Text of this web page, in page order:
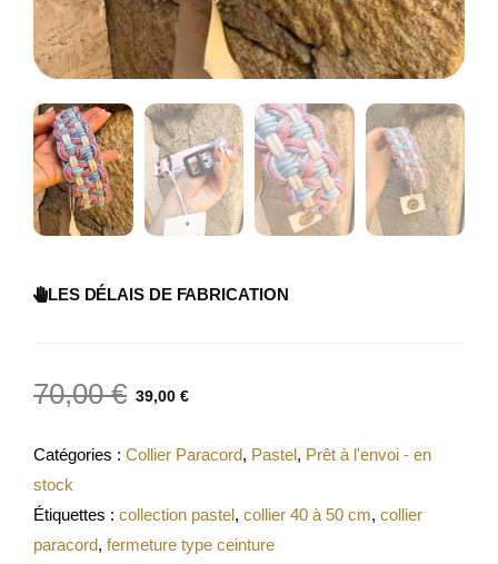
LES DÉLAIS DE FABRICATION
70,00€ 39,00 €
Catégories : Collier Paracord, Pastel, Prêt à l'envoi - en
stock
Étiquettes : collection pastel, collier 40 à 50 cm, collier
paracord, fermeture type ceinture